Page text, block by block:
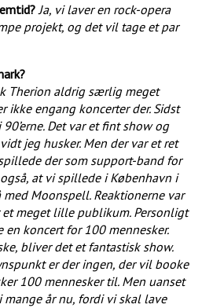
Ja, vi laver en rock-opera
projekt, og det vil tage et par
Therion aldrig særlig meget
ikke engang koncerter der. Sidst
Det var et fint show og
jeg husker. Men der var et ret
der som support-band for
at vi spillede i København i
med Moonspell. Reaktionerne var
et meget lille publikum. Personligt
koncert for 100 mennesker.
bliver det et fantastisk show.
er der ingen, der vil booke
100 mennesker til. Men uanset
år nu, fordi vi skal lave